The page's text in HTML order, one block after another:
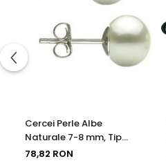
Cercei Perle Albe
Naturale 7-8 mm, Tip
Șurub, Argint 925 -
78,82 RON